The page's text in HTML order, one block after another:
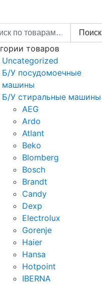
Поиск
товаров
Uncategorized
Б/У посудомоечные
машины
Б/У стиральные машины
AEG
Ardo
Atlant
Beko
Blomberg
Bosch
Brandt
Candy
Dexp
Electrolux
Gorenje
Haier
Hansa
Hotpoint
IBERNA